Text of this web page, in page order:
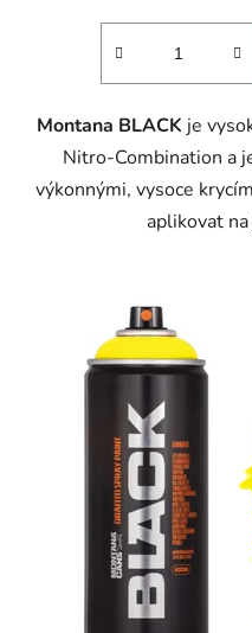
Montana BLACK je
Nitro-Combination a
výkonnými, vysoce
aplikovat